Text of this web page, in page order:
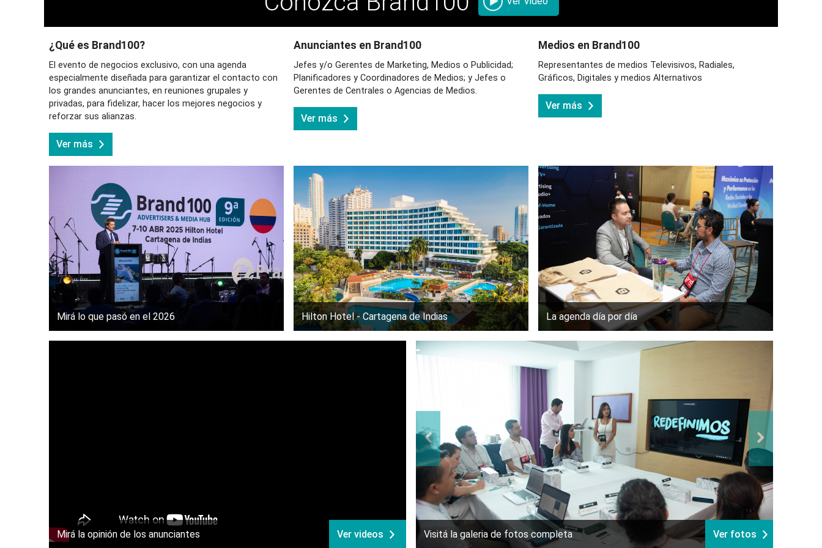
¿Qué es Brand100?
El evento de negocios exclusivo, con una agenda
especialmente diseñada para garantizar el contacto con
los grandes anunciantes, en reuniones grupales y
privadas, para fidelizar, hacer los mejores negocios y
reforzar sus alianzas.
Ver más
Anunciantes en Brand100
Jefes y/o Gerentes de Marketing, Medios o Publicidad;
Planificadores y Coordinadores de Medios; y Jefes o
Gerentes de Centrales o Agencias de Medios.
Ver más
Medios en Brand100
Representantes de medios Televisivos, Radiales,
Gráficos, Digitales y medios Alternativos
Ver más
Mirá lo que pasó en el 2026 Hilton Hotel - Cartagena de Indias La agenda día por día
Mirá la opinión de los anunciantes Ver videos Visitá la galeria de fotos completa Ver fotos